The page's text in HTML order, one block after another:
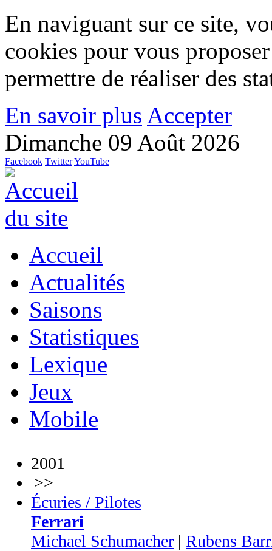
En naviguant sur ce site,
cookies pour vous
permettre de réaliser des
En savoir plus Accepter
Dimanche 09 Août 2026
Facebook TwitterYouTube
Accueil
Actualités
Saisons
Statistiques
Lexique
Jeux
Mobile
2001
>>
Écuries / Pilotes
Ferrari
Michael Schumacher | Rubens